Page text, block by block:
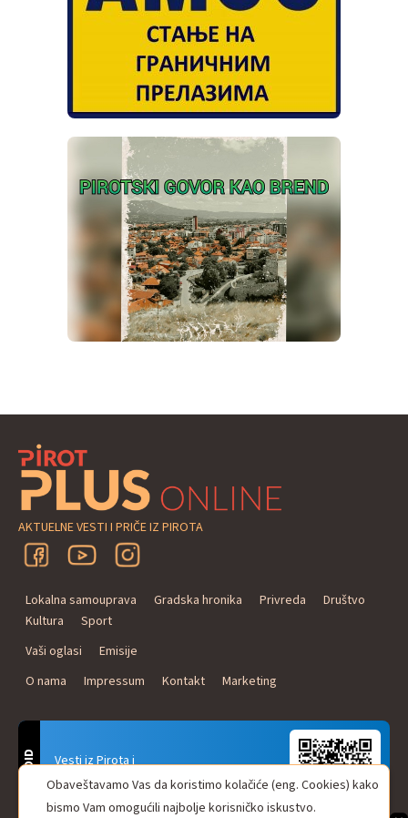
AKTUELNE VESTI I PRIČE IZ PIROTA
Lokalna samouprava Gradska hronika Privreda
Društvo
Kultura
Sport
Vaši oglasi
Emisije
O nama
Impressum Kontakt Marketing
Vesti iz Pirota i
Naxi Plus Radio
Uvek u Vašem džepu!
ANDROID Obaveštavamo Vas da koristimo kolačiće (eng. Cookies) kako
bismo Vam omogućili najbolje korisničko iskustvo.